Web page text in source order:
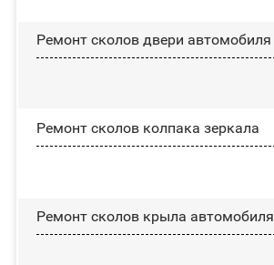
Ремонт сколов двери автомобиля
Ремонт сколов колпака зеркала
Ремонт сколов крыла автомобиля